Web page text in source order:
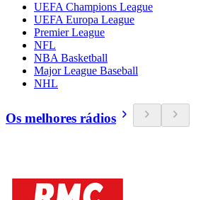
UEFA Champions League
UEFA Europa League
Premier League
NFL
NBA Basketball
Major League Baseball
NHL
Os melhores rádios